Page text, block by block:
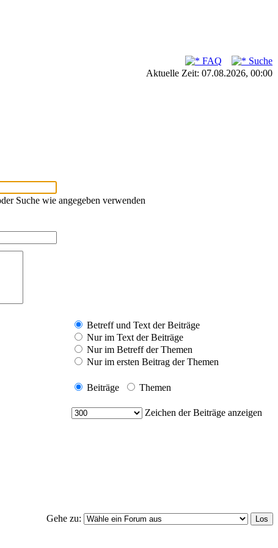
FAQ
Suche
Aktuelle Zeit: 07.08.2026, 00:00
Suche wie angegeben verwenden
Betreff und Text der Beiträge
Nur im Text der Beiträge
Nur im Betreff der Themen
Nur im ersten Beitrag der Themen
Beiträge Themen
Zeichen der Beiträge anzeigen
Gehe zu: